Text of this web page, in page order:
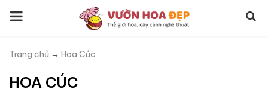
Trang chủ → Hoa Cúc
HOA CÚC